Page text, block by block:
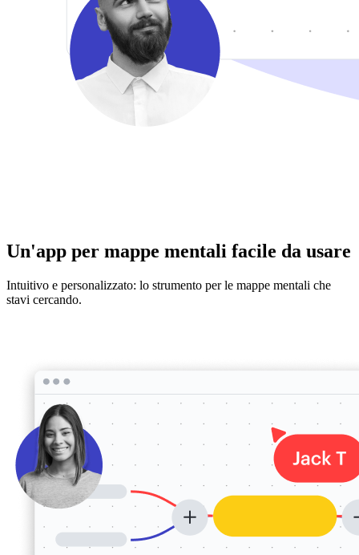
Un'app per mappe mentali facile da usare
Intuitivo e personalizzato: lo strumento per le mappe mentali che
stavi cercando.